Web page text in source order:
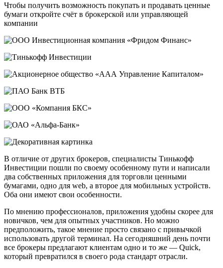
Чтобы получить возможность покупать и продавать ценные
бумаги откройте счёт в брокерской или управляющей
компании
В отличие от других брокеров, специалисты Тинькофф
Инвестиции пошли по своему особенному пути и написали
два собственных приложения для торговли ценными
бумагами, одно для web, а второе для мобильных устройств.
Оба они имеют свои особенности.
По мнению профессионалов, приложения удобны скорее для
новичков, чем для опытных участников. Но можно
предположить, такое мнение просто связано с привычкой
использовать другой терминал. На сегодняшний день почти
все брокеры предлагают клиентам одно и то же — Quick,
который превратился в своего рода стандарт отрасли.